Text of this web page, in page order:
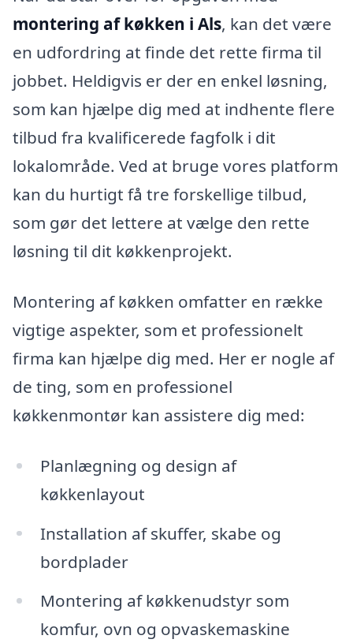
montering af køkken i Als, kan det være
en udfordring at finde det rette firma til
jobbet. Heldigvis er der en enkel løsning,
som kan hjælpe dig med at indhente flere
tilbud fra kvalificerede fagfolk i dit
lokalområde. Ved at bruge vores platform
kan du hurtigt få tre forskellige tilbud,
som gør det lettere at vælge den rette
løsning til dit køkkenprojekt.
Montering af køkken omfatter en række
vigtige aspekter, som et professionelt
firma kan hjælpe dig med. Her er nogle af
de ting, som en professionel
køkkenmontør kan assistere dig med:
Planlægning og design af
køkkenlayout
Installation af skuffer, skabe og
bordplader
Montering af køkkenudstyr som
komfur, ovn og opvaskemaskine